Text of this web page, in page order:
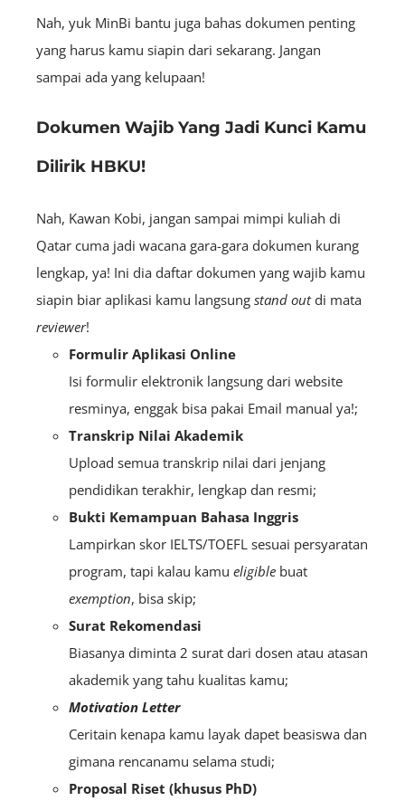
Nah, yuk MinBi bantu juga bahas dokumen penting
yang harus kamu siapin dari sekarang. Jangan
sampai ada yang kelupaan!
Dokumen Wajib Yang Jadi Kunci Kamu
Dilirik HBKU!
Nah, Kawan Kobi, jangan sampai mimpi kuliah di
Qatar cuma jadi wacana gara-gara dokumen kurang
lengkap, ya! Ini dia daftar dokumen yang wajib kamu
siapin biar aplikasi kamu langsung stand outdi mata
reviewer!
Formulir Aplikasi Online
Isi formulir elektronik langsung dari website
resminya, enggak bisa pakai Email manual ya!;
Transkrip Nilai Akademik
Upload semua transkrip nilai dari jenjang
pendidikan terakhir, lengkap dan resmi;
Bukti Kemampuan Bahasa Inggris
Lampirkan skor IELTS/TOEFL sesuai persyaratan
program, tapi kalau kamu eligible buat
exemption, bisa skip;
Surat Rekomendasi
Biasanya diminta 2 surat dari dosen atau atasan
akademik yang tahu kualitas kamu;
Motivation Letter
Ceritain kenapa kamu layak dapet beasiswa dan
gimana rencanamu selama studi;
Proposal Riset (khusus PhD)